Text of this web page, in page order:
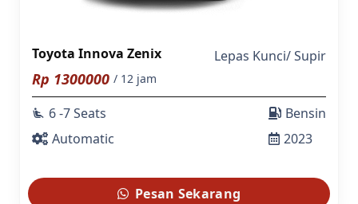
Toyota Innova Zenix Lepas Kunci/Supir
Rp 1300000 / 12 jam
airline_seat_recline_extra 6 -7 Seats
Automatic
Bensin
2023
Pesan Sekarang